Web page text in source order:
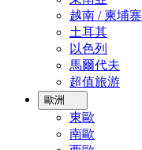
越南 / 柬埔寨
土耳其
以色列
馬爾代夫
超值旅游
歐洲
東歐
南歐